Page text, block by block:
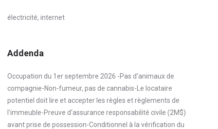
électricité, internet
Addenda
Occupation du 1er septembre 2026 -Pas d'animaux de
compagnie-Non-fumeur, pas de cannabis-Le locataire
potentiel doit lire et accepter les règles et règlements de
l'immeuble-Preuve d'assurance responsabilité civile (2M$)
avant prise de possession-Conditionnel à la vérification du